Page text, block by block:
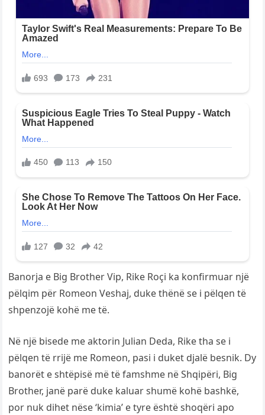
Banorja e Big Brother Vip, Rike Roçi ka konfirmuar një
pëlqim për Romeon Veshaj, duke thënë se i pëlqen të
shpenzojë kohë me të.
Në një bisede me aktorin Julian Deda, Rike tha se i
pëlqen të rrijë me Romeon, pasi i duket djalë besnik. Dy
banorët e shtëpisë më të famshme në Shqipëri, Big
Brother, janë parë duke kaluar shumë kohë bashkë,
por nuk dihet nëse ‘kimia’ e tyre është shoqëri apo